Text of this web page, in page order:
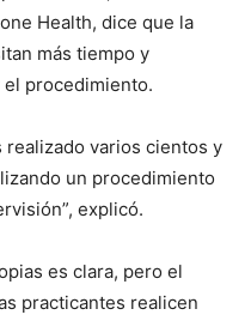
Health, dice que la
más tiempo y
procedimiento.
realizado varios cientos y
un procedimiento
explicó.
es clara, pero el
practicantes realicen